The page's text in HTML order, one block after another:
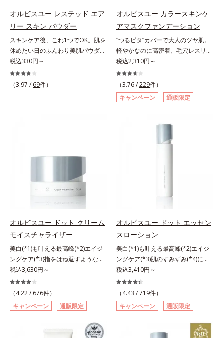
ビスユー ドットシリーズは美容成
分(*7)として「G.D.F.アクティベー
ター(*8)」を配合。そして、従来か
ら配合している美白有効成分「トラ
ネキサム酸」を配合しました。さら
に、シリーズ共通の美容成分(*7)
「GLルートブースター(*9)」を配合
することで、肌のふっくら感や透明
え、シミ・ソバカスを防ぐ（ウォッ
アシリーズの保湿力*3 年齢に応じ
たお手入れのこと*4 うるおいによ
る*5 乾燥、ハリ・ツヤのなさ
*6 乾燥による*7 保湿成分*8
ロニセラカエルレア果汁、ノバラエ
キス配合＝うるおいを与えハリと透
明感に満ちた肌へ導く保湿成分*9
メマツヨイグサ抽出液、スイカズラ
エキス配合＝角層のすみずみまで水
分・油分を保ち、ハリ・ツヤを与え
る保湿成分*10 気持ちのことアレ
ルギーテスト済＝全ての方にアレル
ギーが起こらないということではあ
研究に基づいたアプローチ成分
「MCアクティベーター(*5)」。肌
のうるおいを引き出し・高めて、ハ
リ感あふれる肌へと導きます。うる
おいに満ちたゆらがない肌をご体感
いただくために設計された3ステッ
プで、いつも力強く美しくあり続け
るあなたを応援します。*1 肌にう
るおいが満ち、維持されている状態
*2 年齢に応じたお手入れのこと
2022年5月 Mintel社データベース及
オトギリソウエキス配合＝肌にうる
スト済＝全ての方にアレルギーが起
こらないということではありませ
オルビスユー レステッド エア
リー スキン パウダー
スキンケア後、これ1つでOK。肌を
休めたい日のふんわり美肌パウダ
ー。ふんわり美肌が叶う、うるおい
パウダーです。3色の光を操るパウ
ダーがツヤと透明感を演出。ソフト
ア後にこれひとつでライトメイク効
収剤やグリセリン、パラベンもフリ
ー処方。肌を休ませたい日、リモー
トワークの時、近所へちょこっとお
出かけする時など、しっかりメイク
は負担に感じる日におすすめです。
税込330円～
（3.97 / 69件）
オルビスユー カラースキンケ
アマスクファンデーション
“つるピタ”カバーで大人のツヤ肌。
軽やかなのに高密着、毛穴レスリキ
ッドファンデ。みずみずしく、とけ
込むように密着カバー毛穴レスでな
めらかな質感美へ導く、リキッドフ
ァンデーション「カバーはしたいけ
ど厚塗り感はイヤ」「素肌がもとも
なお客様の声から誕生した、軽やか
を“つるん”と隠すリキッドファンデ
るで“素肌美人”に見える仕上がりを
叶えるのは、微細で均一なカバー粉
体(*1)が大きさの異なる毛穴にも隙
なくフィットするから。粉体の表面
にダマ防止の特殊コーティングを施
すことで、カバー粉体は薄く・均一
に凹凸へフィット。毛穴や色ムラを
カバーしながら自然な仕上がりを叶
えます。また、ファンデーションを
つけている間に保湿成分が肌へ浸透
(*2)するスキンコンディショニング
セラム設計(*3)を採用。肌に触れた
瞬間、保湿成分が浸透しうるおいを
与えます。キメを整え、磨かれたよ
うな透明感とツヤを生み出すこと
で、“つるん”とした光のヴェールを
税込2,310円～
（3.76 /229件）
キャンペーン
通販限定
オルビスユー ドット クリーム
モイスチャライザー
美白(*1)も叶える最高峰(*2)エイジ
ングケア(*3)指をはね返すような弾
力感が宿るハリ感 濃密フィットク
リーム。ハリも透明感(*4)も結果主
義。年齢サイン(*5)の因子に着目し
た肌科学エイジングケア(*3)シリー
ズ。オルビスユー ドットシリーズ
は、年齢による肌悩み一つ一つを対
処するのではなく、肌で起きている
税込3,630円～
（4.22 / 676件）
キャンペーン
通販限定
オルビスユー ドット エッセン
スローション
美白(*1)も叶える最高峰(*2)エイジ
ングケア(*3)肌のすみずみ(*4)にし
みわたるうるおい充満ローション。
ハリも透明感(*5)も結果主義。年齢
サイン(*6)の因子に着目した肌科学
エイジングケア(*3)シリーズ。オル
ビスユー ドットシリーズは、年齢
による肌悩み一つ一つを対処するの
ではなく、肌で起きていることの根
税込3,410円～
（4.43 /719件）
キャンペーン
通販限定